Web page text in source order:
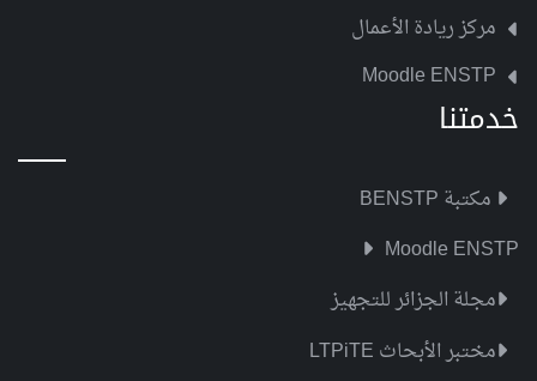
مركز ريادة الأعمال
Moodle ENSTP
خدمتنا
مكتبة BENSTP
Moodle ENSTP
مجلة الجزائر للتجهيز
مختبر الأبحاث LTPiTE